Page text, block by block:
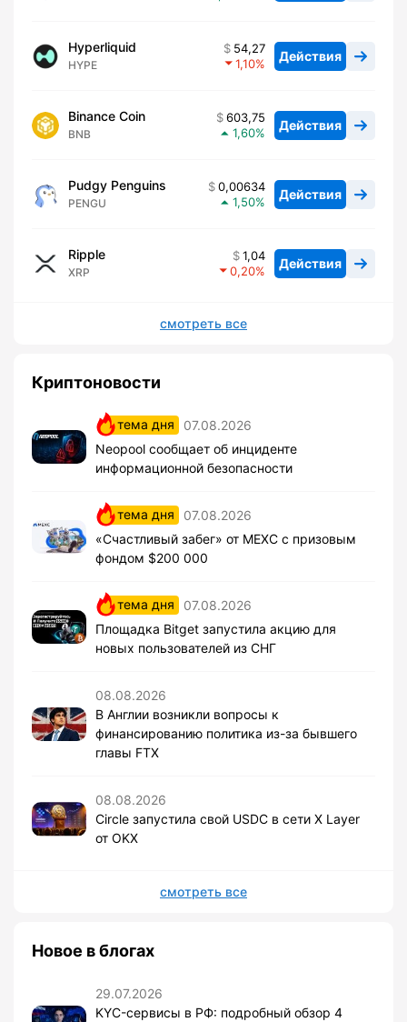
Hyperliquid
HYPE
54,27
1,10
Действия
Binance Coin
BNB
603,75
1,60
Действия
Pudgy Penguins
PENGU
0,00634
1,50
Действия
Ripple
XRP
1,04
0,20
Действия
смотреть все
Криптоновости
тема дня
07.08.2026
Neopool сообщает об инциденте
информационной безопасности
тема дня
07.08.2026
«Счастливый забег» от MEXC с призовым
фондом $200 000
тема дня
07.08.2026
Площадка Bitget запустила акцию для
новых пользователей из СНГ
08.08.2026
В Англии возникли вопросы к
финансированию политика из-за бывшего
главы FTX
08.08.2026
Circle запустила свой USDC в сети X Layer
от OKX
смотреть все
Новое в блогах
29.07.2026
KYC-сервисы в РФ: подробный обзор 4